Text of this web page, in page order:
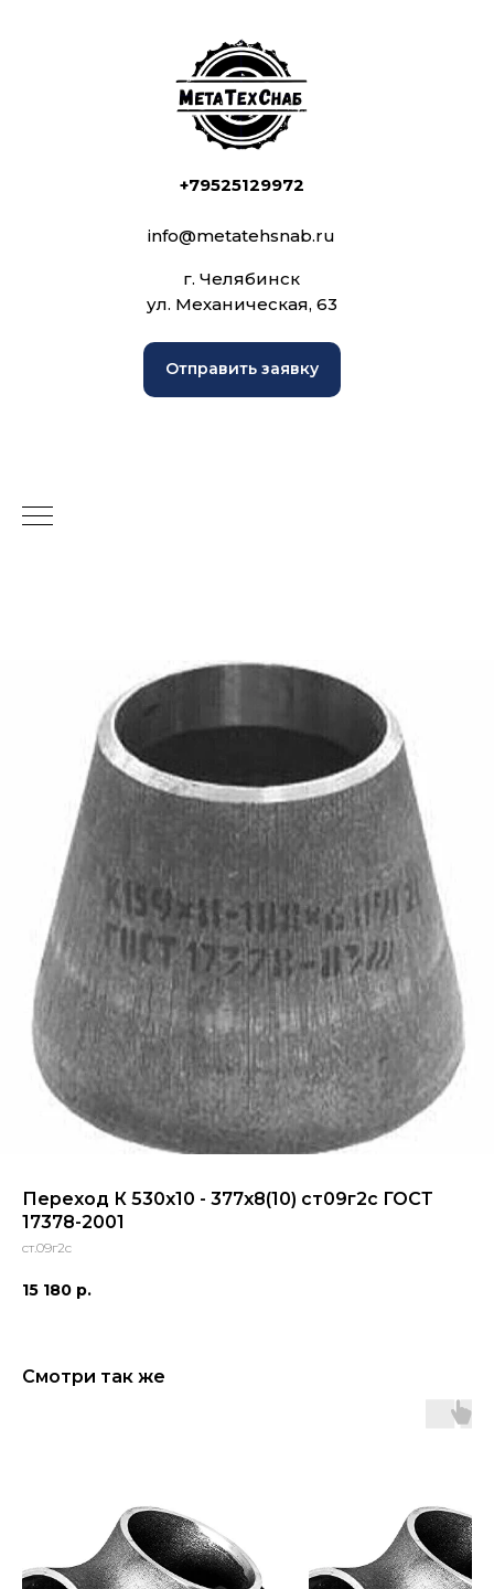
+79525129972
info@metatehsnab.ru
г. Челябинск
ул. Механическая, 63
Отправить заявку
Переход К 530x10 - 377x8(10) ст09г2с ГОСТ
17378-2001
ст.09г2с
15 180 р.
Смотри так же